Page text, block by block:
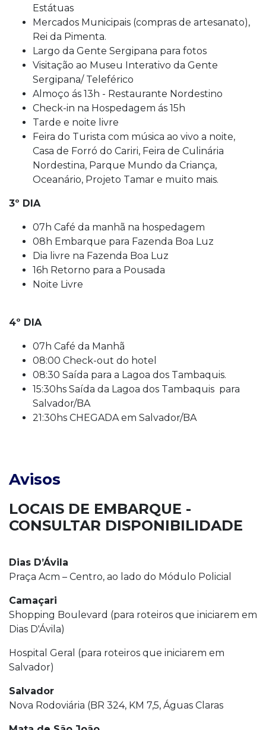
Estátuas
Mercados Municipais (compras de artesanato),
Rei da Pimenta.
Largo da Gente Sergipana para fotos
Visitação ao Museu Interativo da Gente
Sergipana/ Teleférico
Almoço ás 13h - Restaurante Nordestino
Check-in na Hospedagem ás 15h
Tarde e noite livre
Feira do Turista com música ao vivo a noite,
Casa de Forró do Cariri, Feira de Culinária
Nordestina, Parque Mundo da Criança,
Oceanário, Projeto Tamar e muito mais.
3º DIA
07h Café da manhã na hospedagem
08h Embarque para Fazenda Boa Luz
Dia livre na Fazenda Boa Luz
16h Retorno para a Pousada
Noite Livre
4º DIA
07h Café da Manhã
08:00 Check-out do hotel
08:30 Saída para a Lagoa dos Tambaquis.
15:30hs Saída da Lagoa dos Tambaquis para
Salvador/BA
21:30hs CHEGADA em Salvador/BA
Avisos
LOCAIS DE EMBARQUE -
CONSULTAR DISPONIBILIDADE
Dias D’Ávila
Praça Acm – Centro, ao lado do Módulo Policial
Camaçari
Shopping Boulevard (para roteiros que iniciarem em
Dias D'Ávila)
Hospital Geral (para roteiros que iniciarem em
Salvador)
Salvador
Nova Rodoviária (BR 324, KM 7,5, Águas Claras